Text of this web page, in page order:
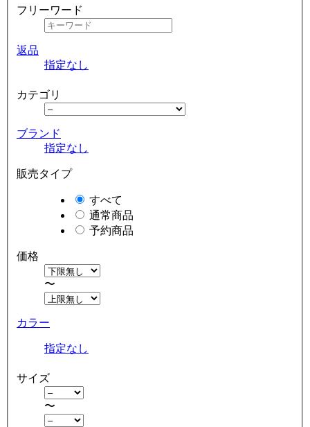
フリーワード
返品
指定なし
カテゴリ
ブランド
指定なし
販売タイプ
すべて
通常商品
予約商品
価格
〜
カラー
指定なし
サイズ
〜